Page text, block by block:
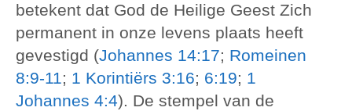
betekent dat God de Heilige Geest Zich
permanent in onze levens plaats heeft
gevestigd (Johannes 14:17; Romeinen
8:9-11; 1 Korintiërs 3:16; 6:19; 1
Johannes 4:4). De stempel van de